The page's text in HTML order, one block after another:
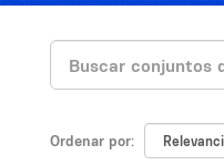
Ordenar por